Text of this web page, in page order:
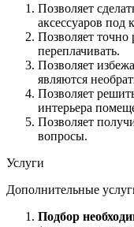
Позволяет
аксессуаров под
Позволяет точно
переплачивать.
Позволяет
являются
Позволяет
интерьера
Позволяет
вопросы.
Услуги
Дополнительные
Подбор